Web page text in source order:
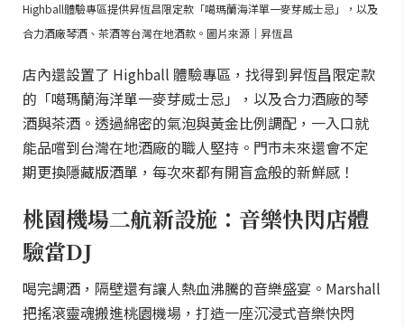
Highball體驗專區提供昇恆昌限定款「噶瑪蘭海洋單一麥芽威士忌」，以及
合力酒廠琴酒、茶酒等台灣在地酒款。圖片來源｜昇恆昌
店內還設置了 Highball 體驗專區，找得到昇恆昌限定款
的「噶瑪蘭海洋單一麥芽威士忌」，以及合力酒廠的琴
酒與茶酒。透過綿密的氣泡與黃金比例調配，一入口就
能品嚐到台灣在地酒廠的職人堅持。門市未來還會不定
期更換隱藏版酒單，每次來都有開盲盒般的新鮮感！
桃園機場二航新設施：音樂快閃店體
驗當DJ
喝完調酒，隔壁還有讓人熱血沸騰的音樂盛宴。Marshall
把搖滾靈魂搬進桃園機場，打造一座沉浸式音樂快閃